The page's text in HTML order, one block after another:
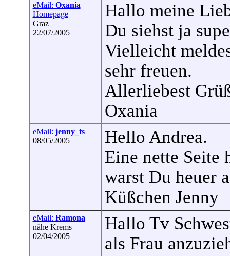
eMail: Oxania
Homepage
Graz
22/07/2005
Hallo meine
Du siehst ja
Vielleicht
sehr freuen.
Allerliebest
Oxania
eMail: jenny_ts
08/05/2005
Hello Andrea.
Eine nette Seite
warst Du heuer
Küßchen Jenny
eMail: Ramona
nähe Krems
02/04/2005
Hallo Tv
als Frau